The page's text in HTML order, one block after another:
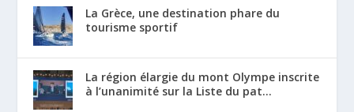
La Grèce, une destination phare du
tourisme sportif
La région élargie du mont Olympe inscrite
à l’unanimité sur la Liste du pat...